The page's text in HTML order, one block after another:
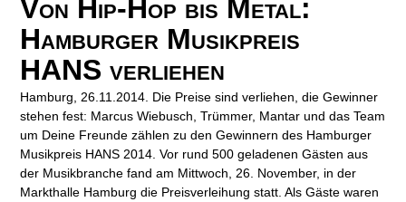
Von Hip-Hop bis Metal:
Hamburger Musikpreis
HANS verliehen
Hamburg, 26.11.2014. Die Preise sind verliehen, die Gewinner
stehen fest: Marcus Wiebusch, Trümmer, Mantar und das Team
um Deine Freunde zählen zu den Gewinnern des Hamburger
Musikpreis HANS 2014. Vor rund 500 geladenen Gästen aus
der Musikbranche fand am Mittwoch, 26. November, in der
Markthalle Hamburg die Preisverleihung statt. Als Gäste waren